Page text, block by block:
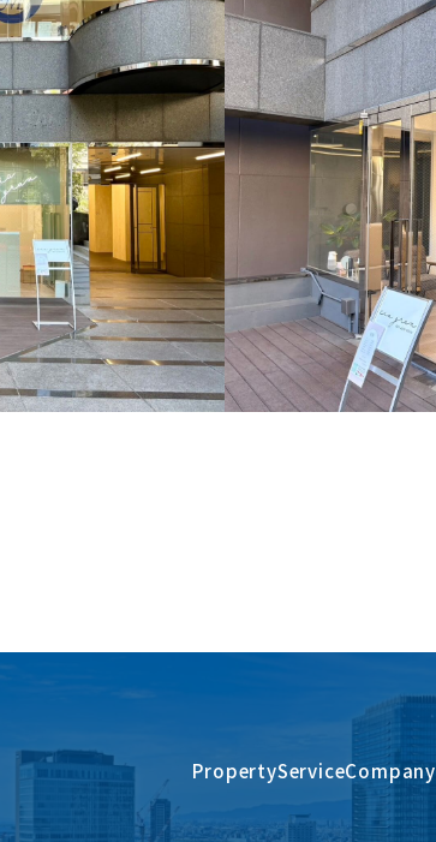
PropertyServiceCompany